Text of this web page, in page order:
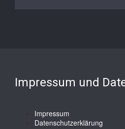
Impressum und
Impressum
Datenschutzerklärung